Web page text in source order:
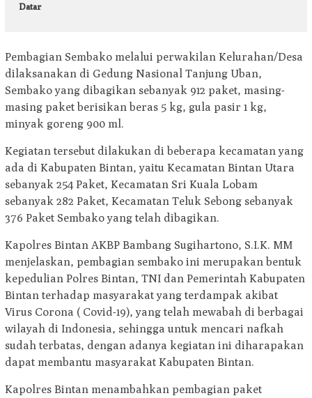
Datar
Pembagian Sembako melalui perwakilan Kelurahan/Desa
dilaksanakan di Gedung Nasional Tanjung Uban,
Sembako yang dibagikan sebanyak 912 paket, masing-
masing paket berisikan beras 5 kg, gula pasir 1 kg,
minyak goreng 900 ml.
Kegiatan tersebut dilakukan di beberapa kecamatan yang
ada di Kabupaten Bintan, yaitu Kecamatan Bintan Utara
sebanyak 254 Paket, Kecamatan Sri Kuala Lobam
sebanyak 282 Paket, Kecamatan Teluk Sebong sebanyak
376 Paket Sembako yang telah dibagikan.
Kapolres Bintan AKBP Bambang Sugihartono, S.I.K. MM
menjelaskan, pembagian sembako ini merupakan bentuk
kepedulian Polres Bintan, TNI dan Pemerintah Kabupaten
Bintan terhadap masyarakat yang terdampak akibat
Virus Corona ( Covid-19), yang telah mewabah di berbagai
wilayah di Indonesia, sehingga untuk mencari nafkah
sudah terbatas, dengan adanya kegiatan ini diharapakan
dapat membantu masyarakat Kabupaten Bintan.
Kapolres Bintan menambahkan pembagian paket